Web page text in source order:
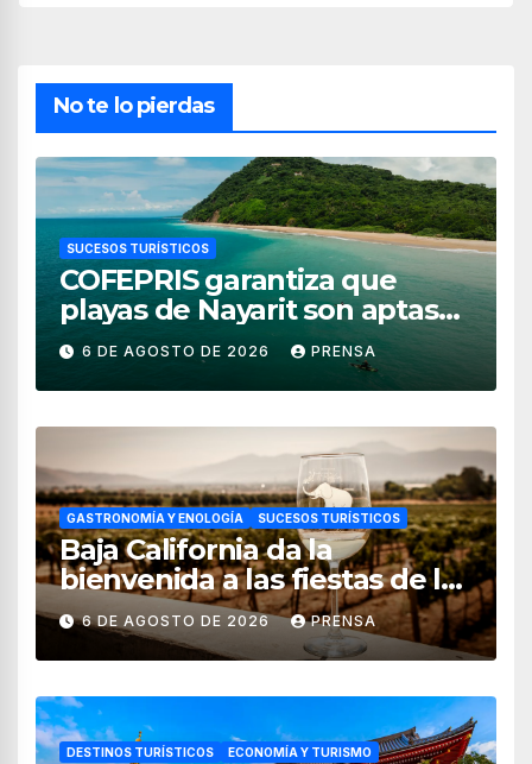
No te lo pierdas
SUCESOS TURÍSTICOS
COFEPRIS garantiza que
playas de Nayarit son aptas
para uso recreativo
6 DE AGOSTO DE 2026 PRENSA
GASTRONOMÍA Y ENOLOGÍA SUCESOS TURÍSTICOS
Baja California da la
bienvenida a las fiestas de la
vendimia 2026
6 DE AGOSTO DE 2026 PRENSA
DESTINOS TURÍSTICOS ECONOMÍA Y TURISMO